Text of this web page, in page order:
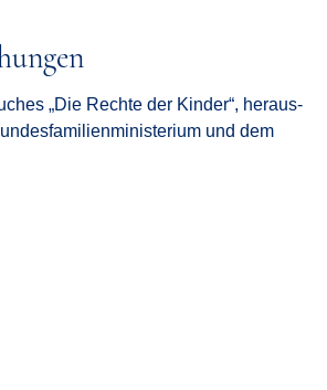
„Die Rechte der Kinder“, heraus­
und dem